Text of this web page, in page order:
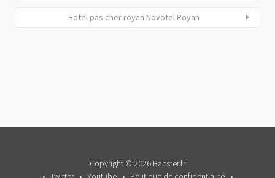
Hotel pas cher royan Novotel Royan
Copyright © 2026 Bacster.fr